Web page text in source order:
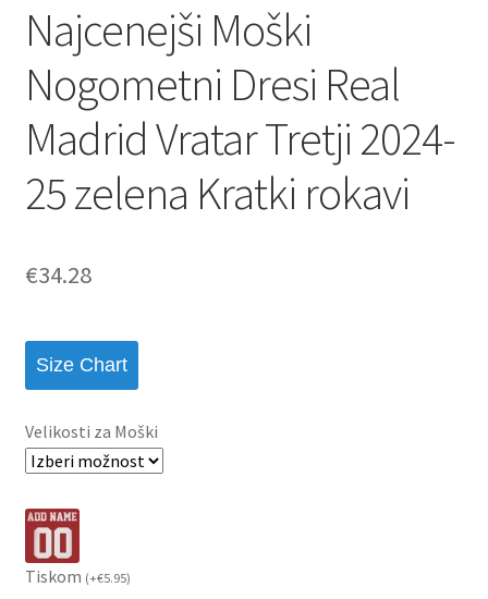
Najcenejši Moški
Nogometni Dresi Real
Madrid Vratar Tretji 2024-
25 zelena Kratki rokavi
€34.28
Size Chart
Velikosti za Moški
Tiskom (+€5.95)